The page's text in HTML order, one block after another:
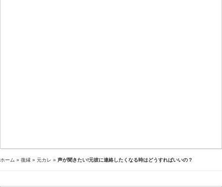
ホーム » 復縁 » 元カレ » 声が聞きたい!元彼に連絡したくなる時はどうすればいいの？